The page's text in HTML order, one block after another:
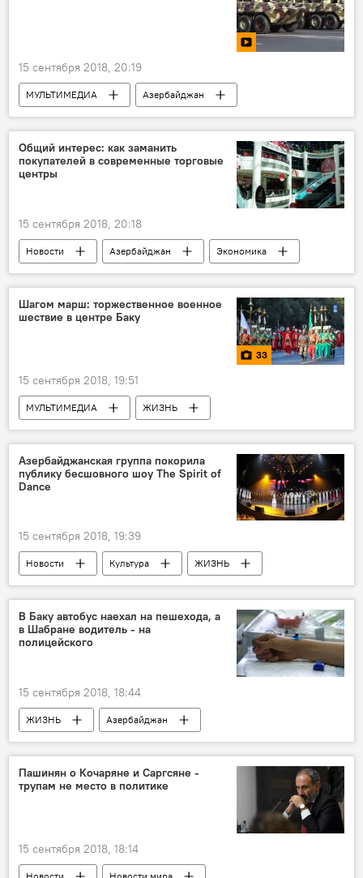
15 сентября 2018, 20:19
МУЛЬТИМЕДИА
Азербайджан
Видео
Новости
100-летие освобождения Баку
Общий интерес: как заманить
покупателей в современные торговые
центры
15 сентября 2018, 20:18
Новости Азербайджан Экономика
Шагом марш: торжественное военное
шествие в центре Баку
33
15 сентября 2018, 19:51
МУЛЬТИМЕДИА
ЖИЗНЬ
Азербайджан
Фото
Новости
100-летие освобождения Баку
Азербайджанская группа покорила
публику бесшовного шоу The Spirit of
Dance
15 сентября 2018, 19:39
Новости Культура
ЖИЗНЬ
Азербайджан
Новости мира
В Баку автобус наехал на пешехода, а
в Шабране водитель - на
полицейского
15 сентября 2018, 18:44
ЖИЗНЬ
Азербайджан
Происшествия
Новости
Пашинян о Кочаряне и Саргсяне -
трупам не место в политике
15 сентября 2018, 18:14